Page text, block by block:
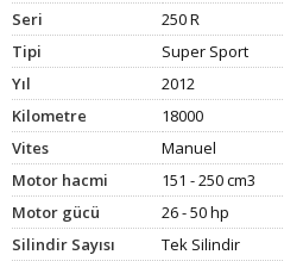
Seri
250 R
Tipi
Super Sport
Yıl
2012
Kilometre
18000
Vites
Manuel
Motor hacmi
151 - 250 cm3
Motor gücü
26 - 50 hp
Silindir Sayısı
Tek Silindir